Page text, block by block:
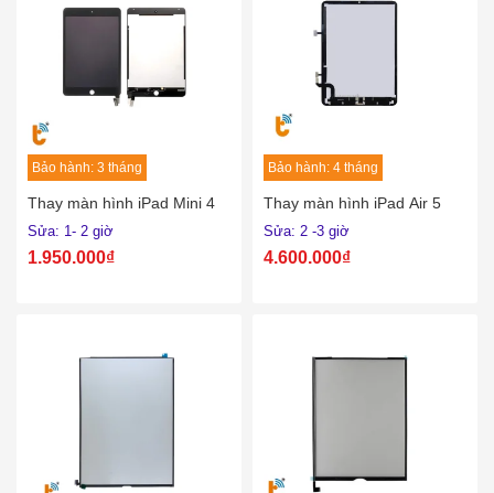
Bảo hành: 3 tháng
Thay màn hình iPad Mini 4
Sửa: 1- 2 giờ
1.950.000₫
Bảo hành: 4 tháng
Thay màn hình iPad Air 5
Sửa: 2 -3 giờ
4.600.000₫